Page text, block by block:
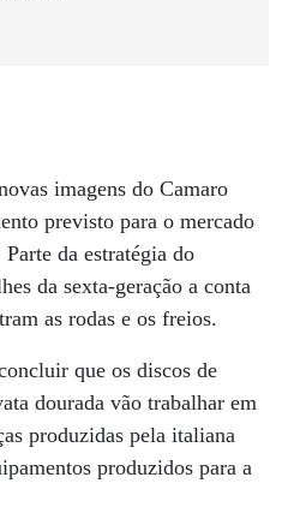
imagens do Camaro
previsto para o mercado
Parte da estratégia do
da sexta-geração a conta
as rodas e os freios.
que os discos de
dourada vão trabalhar em
produzidas pela italiana
produzidos para a